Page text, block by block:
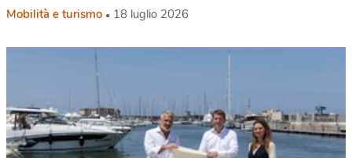
Mobilità e turismo 18 luglio 2026